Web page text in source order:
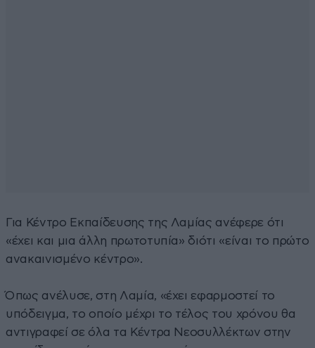
Για Κέντρο Εκπαίδευσης της Λαμίας ανέφερε ότι
«έχει και μια άλλη πρωτοτυπία» διότι «είναι το πρώτο
ανακαινισμένο κέντρο».
Όπως ανέλυσε, στη Λαμία, «έχει εφαρμοστεί το
υπόδειγμα, το οποίο μέχρι το τέλος του χρόνου θα
αντιγραφεί σε όλα τα Κέντρα Νεοσυλλέκτων στην